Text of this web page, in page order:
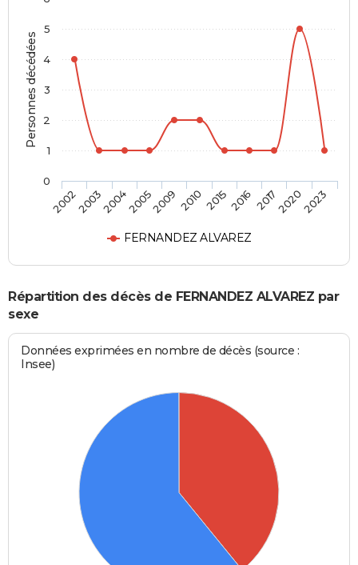
Personnes décédées
FERNANDEZ ALVAREZ
20022003200420052009 2010 20152016 201720202023
0
1
2
3
4
5
Répartition des décès de FERNANDEZ ALVAREZ par
sexe
Données exprimées en nombre de décès (source :
Insee)